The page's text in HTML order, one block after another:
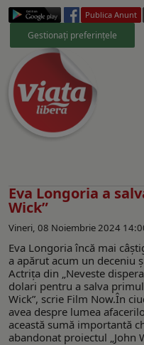
Publica Anunt
Gestionați preferințele
Eva Longoria a
Wick”
Vineri, 08 Noiembrie 2024
Eva Longoria încă mai
a apărut acum un deceniu
Actrița din „Neveste
dolari pentru a salva
Wick”, scrie Film Now.În
avea despre lumea
această sumă importantă
abandonat proiectul „John